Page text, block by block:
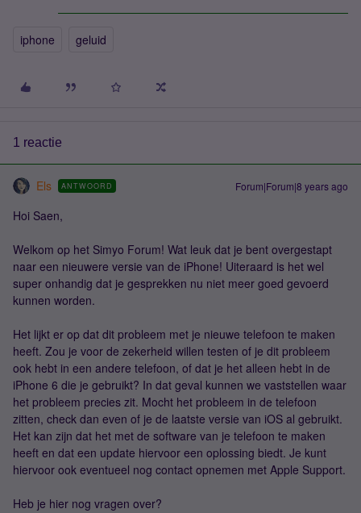
iphone geluid
1 reactie
Els ANTWOORD Forum|Forum|8 years ago
Hoi Saen,
Welkom op het Simyo Forum! Wat leuk dat je bent overgestapt
naar een nieuwere versie van de iPhone! Uiteraard is het wel
super onhandig dat je gesprekken nu niet meer goed gevoerd
kunnen worden.
Het lijkt er op dat dit probleem met je nieuwe telefoon te maken
heeft. Zou je voor de zekerheid willen testen of je dit probleem
ook hebt in een andere telefoon, of dat je het alleen hebt in de
iPhone 6 die je gebruikt? In dat geval kunnen we vaststellen waar
het probleem precies zit. Mocht het probleem in de telefoon
zitten, check dan even of je de laatste versie van iOS al gebruikt.
Het kan zijn dat het met de software van je telefoon te maken
heeft en dat een update hiervoor een oplossing biedt. Je kunt
hiervoor ook eventueel nog contact opnemen met Apple Support.
Heb je hier nog vragen over?